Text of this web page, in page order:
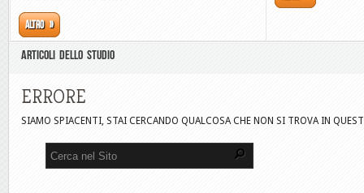
Altro »
ARTICOLI DELLO STUDIO
ERRORE
SIAMO SPIACENTI, STAI CERCANDO QUALCOSA CHE NON SI TROVA IN